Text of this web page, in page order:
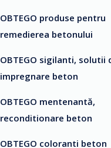
OBTEGO produse pentru
remedierea betonului
OBTEGO sigilanti, solutii
impregnare beton
OBTEGO mentenantă,
reconditionare beton
OBTEGO coloranti beton